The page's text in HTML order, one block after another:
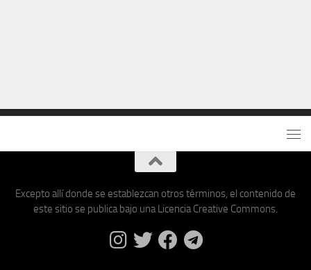
Excepto allí donde se establezcan otros términos, el contenido de
este sitio se publica bajo una Licencia Creative Commons.